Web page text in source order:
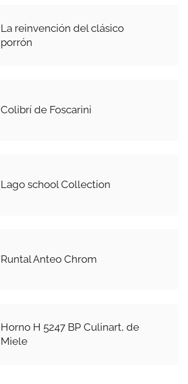
La reinvención del clásico
porrón
Colibrí de Foscarini
Lago school Collection
Runtal Anteo Chrom
Horno H 5247 BP Culinart, de
Miele